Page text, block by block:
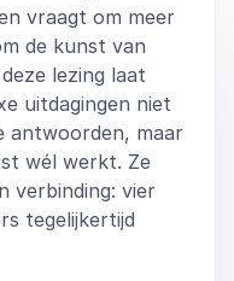
vraagt om meer
de kunst van
lezing laat
uitdagingen niet
antwoorden, maar
wél werkt. Ze
verbinding: vier
tegelijkertijd